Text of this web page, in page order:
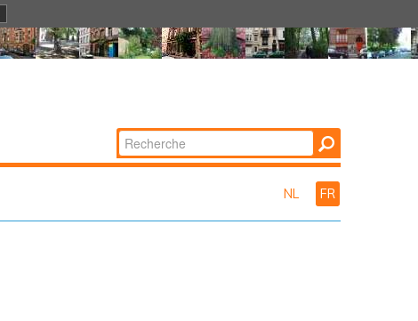
Chercher par
Recherche
NL FR